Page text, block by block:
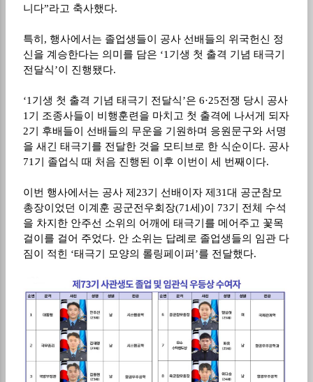
니다”라고 축사했다.
특히 , 행사에서는 졸업생들이 공사 선배들의 위국헌신 정
신을 계승한다는 의미를 담은 ‘1 기생 첫 출격 기념 태극기
전달식’이 진행됐다.
‘1 기생 첫 출격 기념 태극기 전달식’은 6·25전쟁 당시 공사
1 기 조종사들이 비행훈련을 마치고 첫 출격에 나서게 되자
2기 후배들이 선배들의 무운을 기원하며 응원문구와 서명
을 새긴 태극기를 전달한 것을 모티브로 한 식순이다. 공사
71 기 졸업식 때 처음 진행된 이후 이번이 세 번째이다.
이번 행사에서는 공사 제 23기 선배이자 제 31대 공군참모
총장이었던 이계훈 공군전우회장(71세 )이 73기 전체 수석
을 차지한 안주선 소위의 어깨에 태극기를 메어주고 꽃목
걸이를 걸어 주었다. 안 소위는 답례로 졸업생들의 임관 다
짐이 적힌 ‘태극기 모양의 롤링페이퍼 ’를 전달했다.